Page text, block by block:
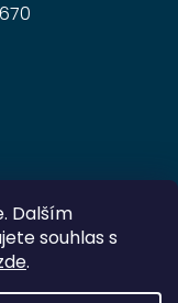
Dalším
souhlas s
.